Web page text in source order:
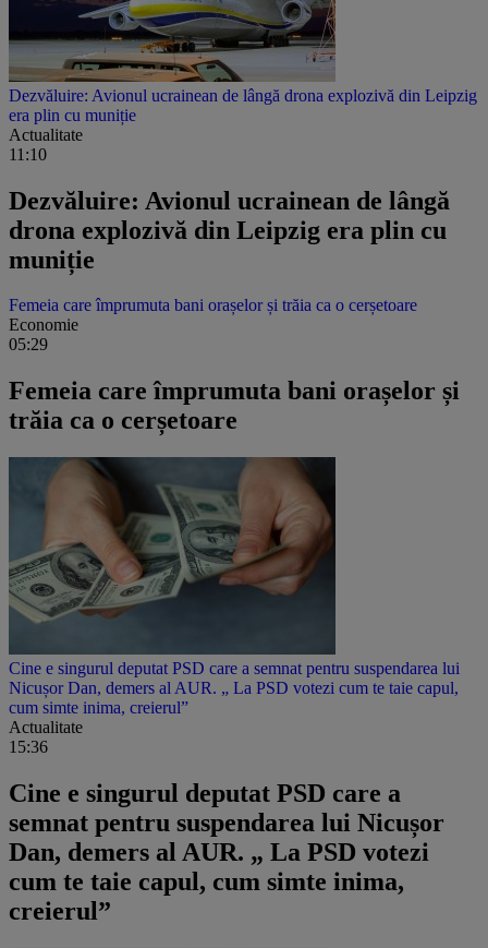
Dezvăluire: Avionul ucrainean de lângă drona explozivă din Leipzig
era plin cu muniție
Actualitate
11:10
Dezvăluire: Avionul ucrainean de lângă
drona explozivă din Leipzig era plin cu
muniție
Femeia care împrumuta bani orașelor și trăia ca o cerșetoare
Economie
05:29
Femeia care împrumuta bani orașelor și
trăia ca o cerșetoare
Cine e singurul deputat PSD care a semnat pentru suspendarea lui
Nicușor Dan, demers al AUR. „ La PSD votezi cum te taie capul,
cum simte inima, creierul”
Actualitate
15:36
Cine e singurul deputat PSD care a
semnat pentru suspendarea lui Nicușor
Dan, demers al AUR. „ La PSD votezi
cum te taie capul, cum simte inima,
creierul”